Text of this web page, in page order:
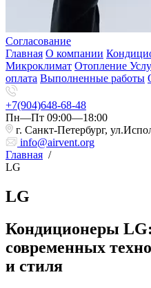
Согласование
Главная О компании
Микроклимат Отопление
оплата Выполненные работы
+7(904)648-68-48
Пн—Пт 09:00—18:00
г. Санкт-Петербург,
info@airvent.org
Главная /
LG
LG
Кондиционеры LG:
современных
и стиля